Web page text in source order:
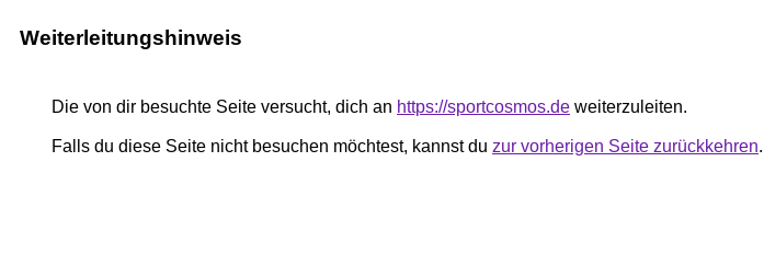
Weiterleitungshinweis
Die von dir besuchte Seite versucht, dich an https://sportcosmos.de weiterzuleiten.
Falls du diese Seite nicht besuchen möchtest, kannst du zur vorherigen Seite zurückkehren.